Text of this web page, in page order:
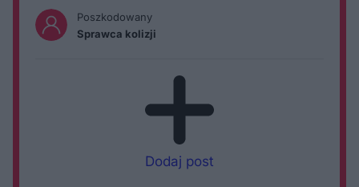
Poszkodowany
Sprawca kolizji
Dodaj post